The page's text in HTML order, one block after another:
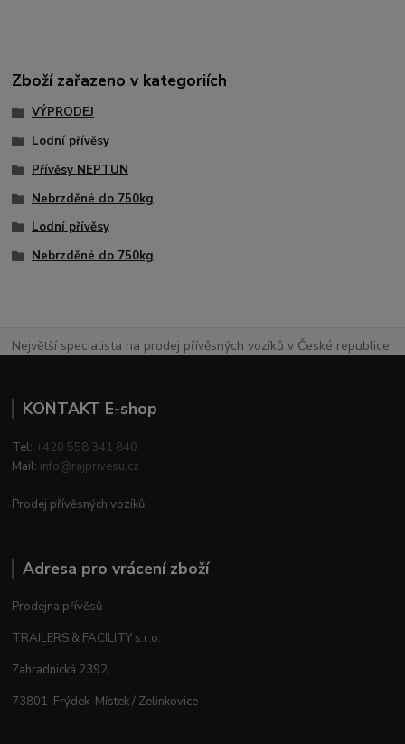
Zboží zařazeno v kategoriích
VÝPRODEJ
Lodní přívěsy
Přívěsy NEPTUN
Nebrzděné do 750kg
Lodní přívěsy
Nebrzděné do 750kg
Největší specialista na prodej přívěsných vozíků v České republice.
KONTAKT E-shop
Tel: +420 558 341 840
Mail: info@rajprivesu.cz
Prodej přívěsných vozíků
Adresa pro vrácení zboží
Prodejna přívěsů
TRAILERS & FACILITY s.r.o.
Zahradnická 2392,
73801 Frýdek-Místek / Zelinkovice